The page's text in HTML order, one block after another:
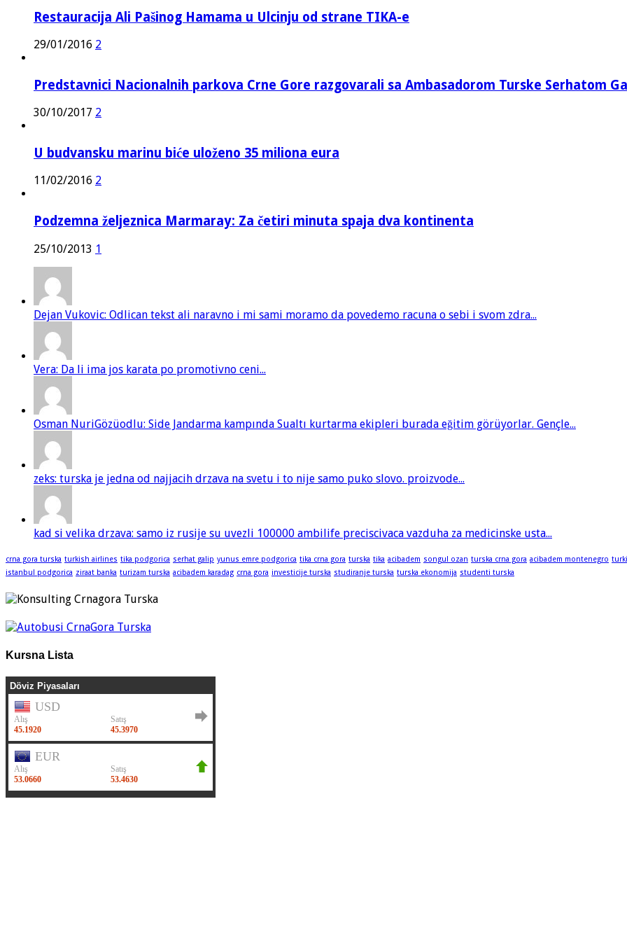
Restauracija Ali Pašinog Hamama u Ulcinju od strane TIKA-e
29/01/2016 2
Predstavnici Nacionalnih parkova Crne Gore razgovarali sa Ambasadorom Turske Serhatom
30/10/2017 2
U budvansku marinu biće uloženo 35 miliona eura
11/02/2016 2
Podzemna željeznica Marmaray: Za četiri minuta spaja dva kontinenta
25/10/2013 1
Dejan Vukovic: Odlican tekst ali naravno i mi sami moramo da povedemo racuna o sebi i svom zdra...
Vera: Da li ima jos karata po promotivno ceni...
Osman NuriGözüodlu: Side Jandarma kampında Sualtı kurtarma ekipleri burada eğitim görüyorlar. Gençle...
zeks: turska je jedna od najjacih drzava na svetu i to nije samo puko slovo. proizvode...
kad si velika drzava: samo iz rusije su uvezli 100000 ambilife preciscivaca vazduha za medicinske usta...
crna gora turska turkish airlines tika podgorica serhat galip yunus emre podgorica tika crna gora turska tika acibadem songul ozan turska crna gora acibadem montenegro
istanbul podgorica ziraat banka turizam turska acibadem karadag crna gora investicije turska studiranje turska turska ekonomija studenti turska
Kursna Lista